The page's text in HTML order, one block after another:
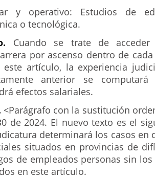
y operativo: Estudios de
o tecnológica.
Cuando se trate de
por ascenso dentro de
este artículo, la experiencia
anterior se computará
efectos salariales.
<Parágrafo con la sustitución
de 2024. El nuevo texto es el
determinará los casos en
situados en provincias de
de empleados personas sin
en este artículo.